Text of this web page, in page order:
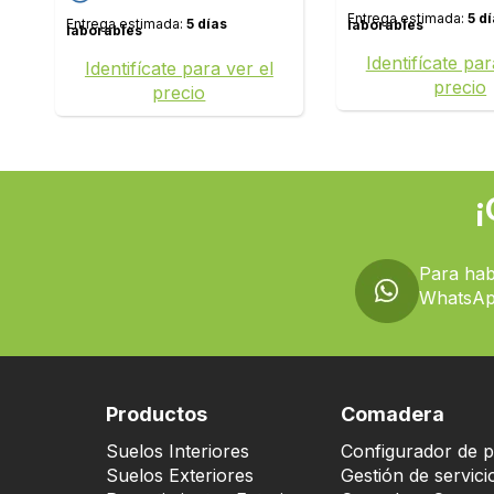
Entrega estimada: 5 días
laborables
Identifícate para ver el
precio
Entrega estimada: 5
laborables
Identifícate
precio
Para
Productos
Suelos Interiores
Suelos Exteriores
Comadera
Configurador de
Gestión de